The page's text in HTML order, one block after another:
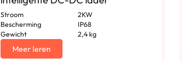
Stroom
2KW
Bescherming
IP68
Gewicht
2,4 kg
Meer leren